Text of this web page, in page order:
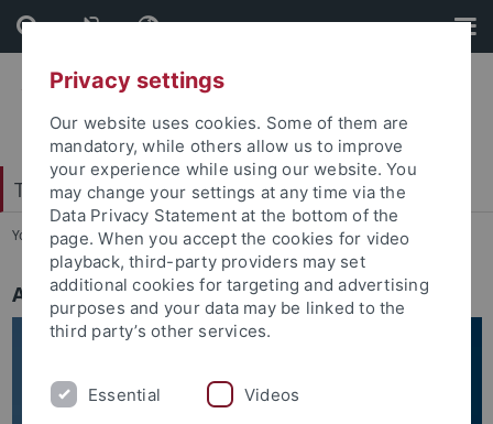
Skip
to
content
Skip
to
footer
Tübingen School of Education (TüSE)
You are here: Startseite ... Schulgespräche
Aktuelle Veranstaltungen
Privacy settings
Our website uses cookies. Some of them are
mandatory, while others allow us to improve
your experience while using our website. You
may change your settings at any time via the
Data Privacy Statement at the bottom of the
page. When you accept the cookies for video
playback, third-party providers may set
additional cookies for targeting and advertising
purposes and your data may be linked to the
third party’s other services.
Essential Videos